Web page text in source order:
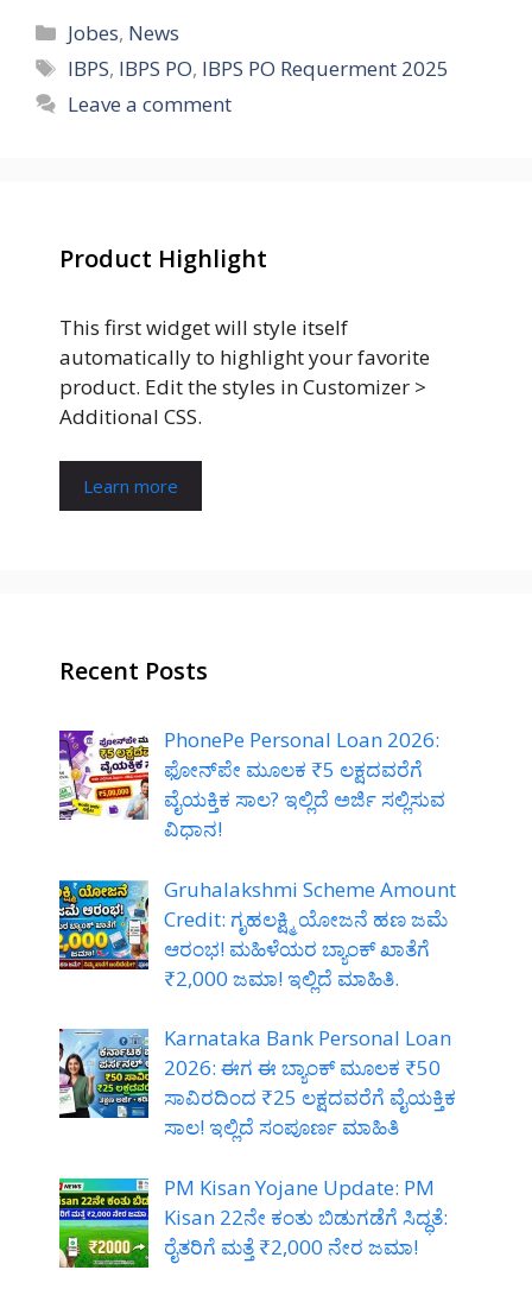
Categories
Jobes, News
Tags
IBPS, IBPS PO, IBPS PO Requerment 2025
Leave a comment
Product Highlight
This first widget will style itself
automatically to highlight your favorite
product. Edit the styles in Customizer >
Additional CSS.
Learn more
Recent Posts
PhonePe Personal Loan 2026:
ಫೋನ್‌ಪೇ ಮೂಲಕ ₹5 ಲಕ್ಷದವರೆಗೆ
ವೈಯಕ್ತಿಕ ಸಾಲ? ಇಲ್ಲಿದೆ ಅರ್ಜಿ ಸಲ್ಲಿಸುವ
ವಿಧಾನ!
Gruhalakshmi Scheme Amount
Credit: ಗೃಹಲಕ್ಷ್ಮಿ ಯೋಜನೆ ಹಣ ಜಮೆ
ಆರಂಭ! ಮಹಿಳೆಯರ ಬ್ಯಾಂಕ್ ಖಾತೆಗೆ
₹2,000 ಜಮಾ! ಇಲ್ಲಿದೆ ಮಾಹಿತಿ.
Karnataka Bank Personal Loan
2026: ಈಗ ಈ ಬ್ಯಾಂಕ್ ಮೂಲಕ ₹50
ಸಾವಿರದಿಂದ ₹25 ಲಕ್ಷದವರೆಗೆ ವೈಯಕ್ತಿಕ
ಸಾಲ! ಇಲ್ಲಿದೆ ಸಂಪೂರ್ಣ ಮಾಹಿತಿ
PM Kisan Yojane Update: PM
Kisan 22ನೇ ಕಂತು ಬಿಡುಗಡೆಗೆ ಸಿದ್ಧತೆ:
ರೈತರಿಗೆ ಮತ್ತೆ ₹2,000 ನೇರ ಜಮಾ!